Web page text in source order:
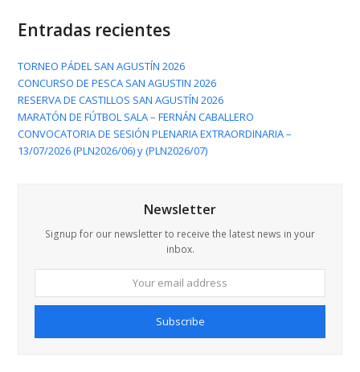
Entradas recientes
TORNEO PÁDEL SAN AGUSTÍN 2026
CONCURSO DE PESCA SAN AGUSTIN 2026
RESERVA DE CASTILLOS SAN AGUSTÍN 2026
MARATÓN DE FÚTBOL SALA – FERNÁN CABALLERO
CONVOCATORIA DE SESIÓN PLENARIA EXTRAORDINARIA –
13/07/2026 (PLN2026/06) y (PLN2026/07)
Newsletter
Signup for our newsletter to receive the latest news in your
inbox.
email
address
Subscribe